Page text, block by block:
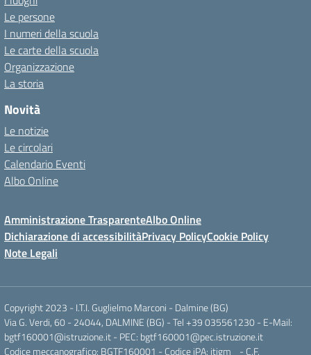
Le persone
I numeri della scuola
Le carte della scuola
Organizzazione
La storia
Novità
Le notizie
Le circolari
Calendario Eventi
Albo Online
Amministrazione TrasparenteAlbo Online
Dichiarazione di accessibilitàPrivacy PolicyCookie Policy
Note Legali
Copyright 2023 - I.T.I. Guglielmo Marconi - Dalmine (BG)
Via G. Verdi, 60 - 24044, DALMINE (BG) - Tel +39 035561230 - E-Mail:
bgtf160001@istruzione.it - PEC: bgtf160001@pec.istruzione.it
Codice meccanografico: BGTF160001 - Codice iPA: itigm_ - C.F.